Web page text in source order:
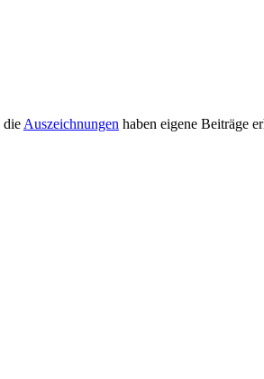
die Auszeichnungen haben eigene Beiträge